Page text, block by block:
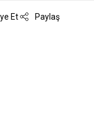
Et Paylaş